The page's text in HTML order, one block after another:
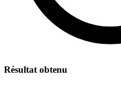
Résultat obtenu